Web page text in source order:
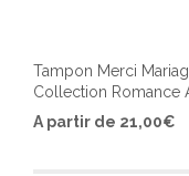
Tampon Merci
Collection Romance
A partir de 21,00€